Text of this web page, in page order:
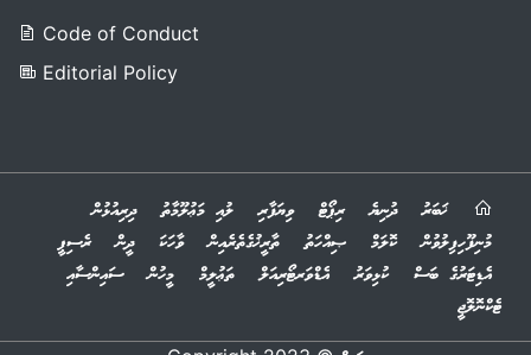
Code of Conduct
Editorial Policy
ޚަބަރު ދުނިޔެ ރިޕޯޓް ވިޔަފާރި ލުއި މަޢުލޫމާތު
ދިރިއުޅުން
މުނިފޫހިފިލުވުން
ކޮލަމް ޞިއްހަތު ތާރީޚުގެތެރެއިން ވާހަކަ ދީން
ރެސިޕީ
އެޑިޓަރުގެ ބަސް
ކުޅިވަރު އެޑްވަރޓޯރިއަލް ތަޢުލީމް މީހުން
ސައިންސާއި
ޓެކްނޮލޮޖީ